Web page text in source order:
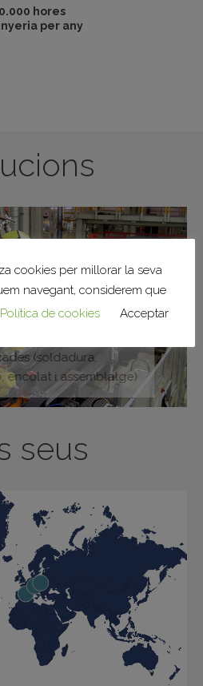
hores
per any
(soldadura,
encolat i assemblatge)
seus
cookies per millorar la seva
navegant, considerem que
Política de cookies Acceptar